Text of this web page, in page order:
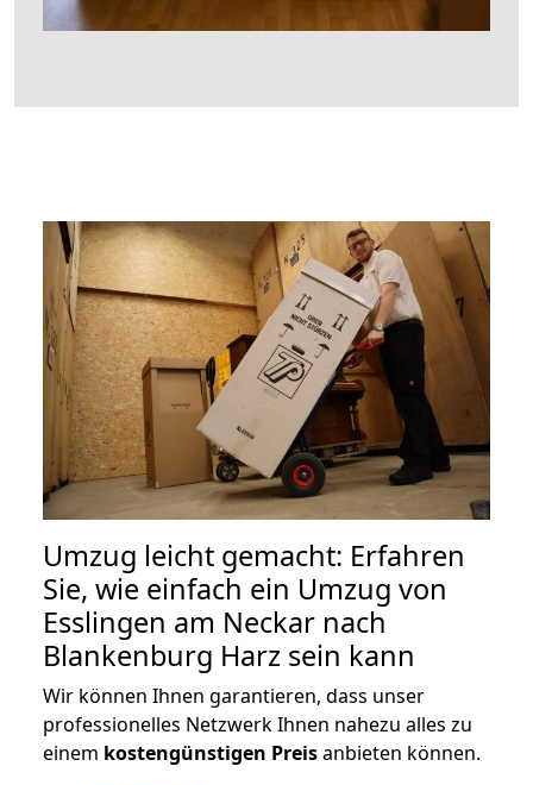
Umzug leicht gemacht: Erfahren
Sie, wie einfach ein Umzug von
Esslingen am Neckar nach
Blankenburg Harz sein kann
Wir können Ihnen garantieren, dass unser
professionelles Netzwerk Ihnen nahezu alles zu
einem kostengünstigen Preisanbieten können.